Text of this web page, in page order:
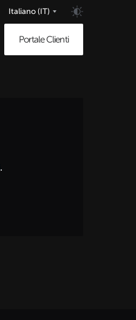
Italiano (IT)
Portale Clienti
.